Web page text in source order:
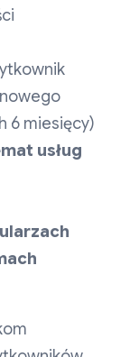
6 miesięcy)
usług